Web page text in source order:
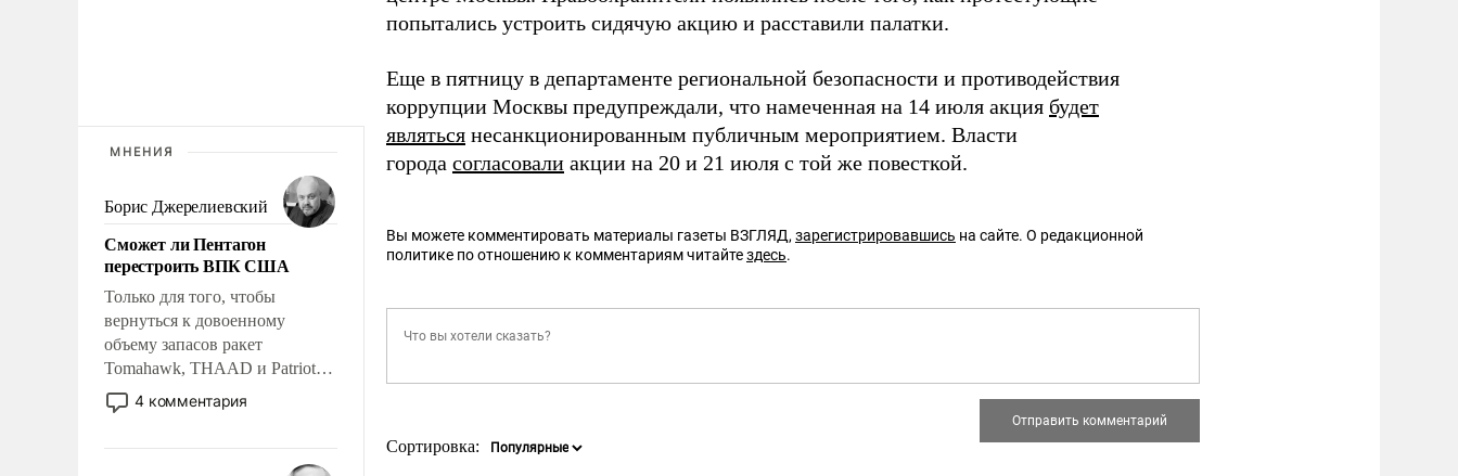
МНЕНИЯ
Борис Джерелиевский
Сможет ли Пентагон
перестроить ВПК США
Только для того, чтобы
вернуться к довоенному
объему запасов ракет
Tomahawk, THAAD и Patriot
США потребуется более трех
лет. Даже небольшая война с
4 комментария
попытались устроить сидячую акцию и расставили палатки.
Еще в пятницу в департаменте региональной безопасности и противодействия
коррупции Москвы предупреждали, что намеченная на 14 июля акция будет
являться несанкционированным публичным мероприятием. Власти
города согласовали акции на 20 и 21 июля с той же повесткой.
Вы можете комментировать материалы газеты ВЗГЛЯД, зарегистрировавшись на сайте. О редакционной
политике по отношению к комментариям читайтездесь.
Сортировка: